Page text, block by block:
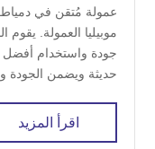
عمولة مُتقن في دمياط
موبيليا العمولة. يقوم
جودة واستخدام أفضل
حديثة ويضمن الجودة
اقرأ المزيد